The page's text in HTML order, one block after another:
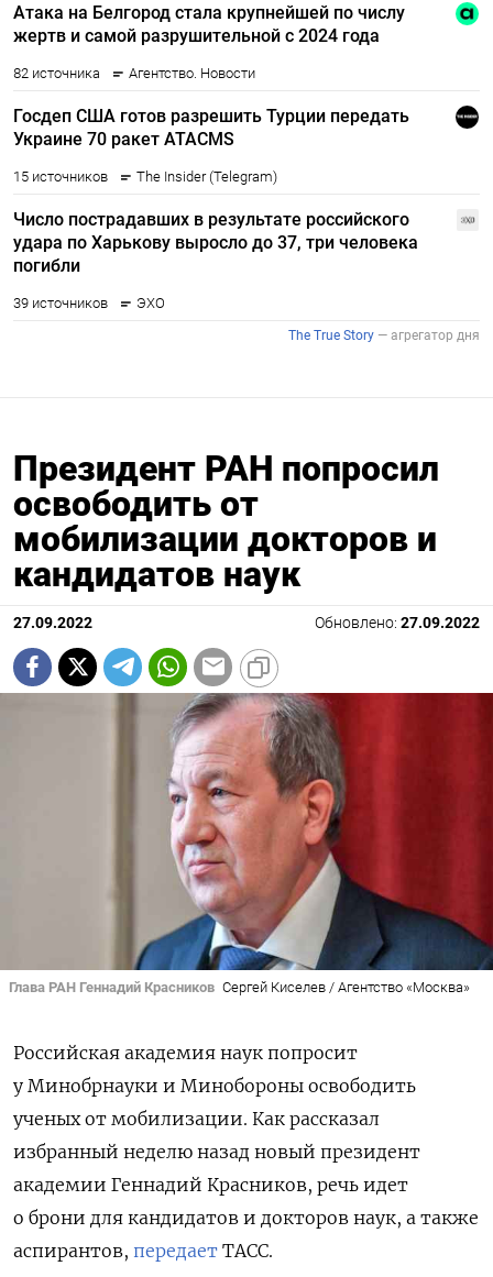
Президент РАН попросил
освободить от
мобилизации докторов и
кандидатов наук
27.09.2022 Обновлено: 27.09.2022
Глава РАН Геннадий Красников Сергей Киселев / Агентство «Москва»
Российская академия наук попросит
у Минобрнауки и Минобороны освободить
ученых от мобилизации. Как рассказал
избранный неделю назад новый президент
академии Геннадий Красников, речь идет
о брони для кандидатов и докторов наук, а также
аспирантов, передает ТАСС.